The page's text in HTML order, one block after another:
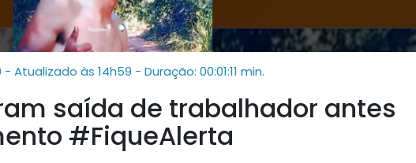
- Atualizado às 14h59 - Duração: 00:01:11 min.
saída de trabalhador antes
#FiqueAlerta